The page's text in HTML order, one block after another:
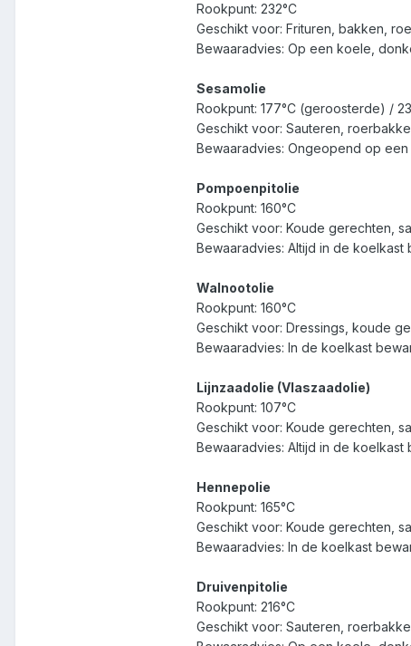
Rookpunt: 232°C
Geschikt voor: Frituren, bakken,
Bewaaradvies: Op een koele,
Sesamolie
Rookpunt: 177°C (geroosterde) /
Geschikt voor: Sauteren,
Bewaaradvies: Ongeopend op
Pompoenpitolie
Rookpunt: 160°C
Geschikt voor: Koude gerechten,
Bewaaradvies: Altijd in de koelkast
Walnootolie
Rookpunt: 160°C
Geschikt voor: Dressings, koude
Bewaaradvies: In de koelkast
Lijnzaadolie (Vlaszaadolie)
Rookpunt: 107°C
Geschikt voor: Koude gerechten,
Bewaaradvies: Altijd in de
Hennepolie
Rookpunt: 165°C
Geschikt voor: Koude gerechten,
Bewaaradvies: In de koelkast
Druivenpitolie
Rookpunt: 216°C
Geschikt voor: Sauteren,